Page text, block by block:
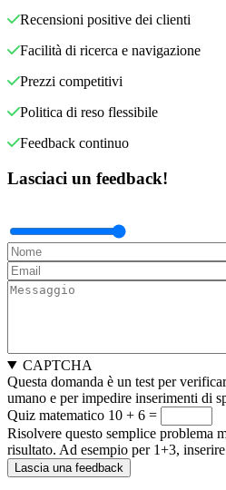
Recensioni positive dei clienti
Facilità di ricerca e navigazione
Prezzi competitivi
Politica di reso flessibile
Feedback continuo
Lasciaci un feedback!
CAPTCHA
Questa domanda è un test per
umano e per impedire inserimenti di
Quiz matematico 10 + 6 =
Risolvere questo semplice problema
risultato. Ad esempio per 1+3,